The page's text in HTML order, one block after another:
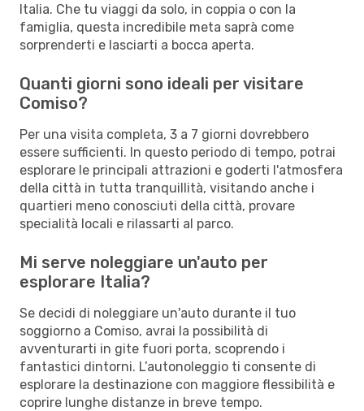
Italia. Che tu viaggi da solo, in coppia o con la
famiglia, questa incredibile meta saprà come
sorprenderti e lasciarti a bocca aperta.
Quanti giorni sono ideali per visitare
Comiso?
Per una visita completa, 3 a 7 giorni dovrebbero
essere sufficienti. In questo periodo di tempo, potrai
esplorare le principali attrazioni e goderti l'atmosfera
della città in tutta tranquillità, visitando anche i
quartieri meno conosciuti della città, provare
specialità locali e rilassarti al parco.
Mi serve noleggiare un'auto per
esplorare Italia?
Se decidi di noleggiare un'auto durante il tuo
soggiorno a Comiso, avrai la possibilità di
avventurarti in gite fuori porta, scoprendo i
fantastici dintorni. L’autonoleggio ti consente di
esplorare la destinazione con maggiore flessibilità e
coprire lunghe distanze in breve tempo.